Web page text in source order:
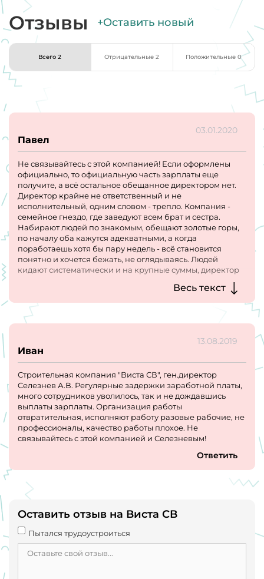
Отзывы +Оставить новый
Всего 2 Отрицательные 2 Положительные 0
03.01.2020
Павел
Не связывайтесь с этой компанией! Если оформлены
официально, то официальную часть зарплаты еще
получите, а всё остальное обещанное директором нет.
Директор крайне не ответственный и не
исполнительный, одним словом - трепло. Компания -
семейное гнездо, где заведуют всем брат и сестра.
Набирают людей по знакомым, обещают золотые горы,
по началу оба кажутся адекватными, а когда
поработаешь хотя бы пару недель - всё становится
понятно и хочется бежать, не оглядываясь. Людей
кидают систематически и на крупные суммы, директор
обещания свои не выполняет. Качество работ на очень
низком уровне, всё переделывается по несколько раз,
организации работ никакой, за всем стоит директор и
всё только у него в голове.
Весь текст
13.08.2019
Иван
Строительная компания "Виста СВ", ген.директор
Селезнев А.В. Регулярные задержки заработной платы,
много сотрудников уволилось, так и не дождавшись
выплаты зарплаты. Организация работы
отвратительная, исполняют работу разовые рабочие, не
профессионалы, качество работы плохое. Не
связывайтесь с этой компанией и Селезневым!
Ответить
Оставить отзыв на Виста СВ
Пытался трудоустроиться